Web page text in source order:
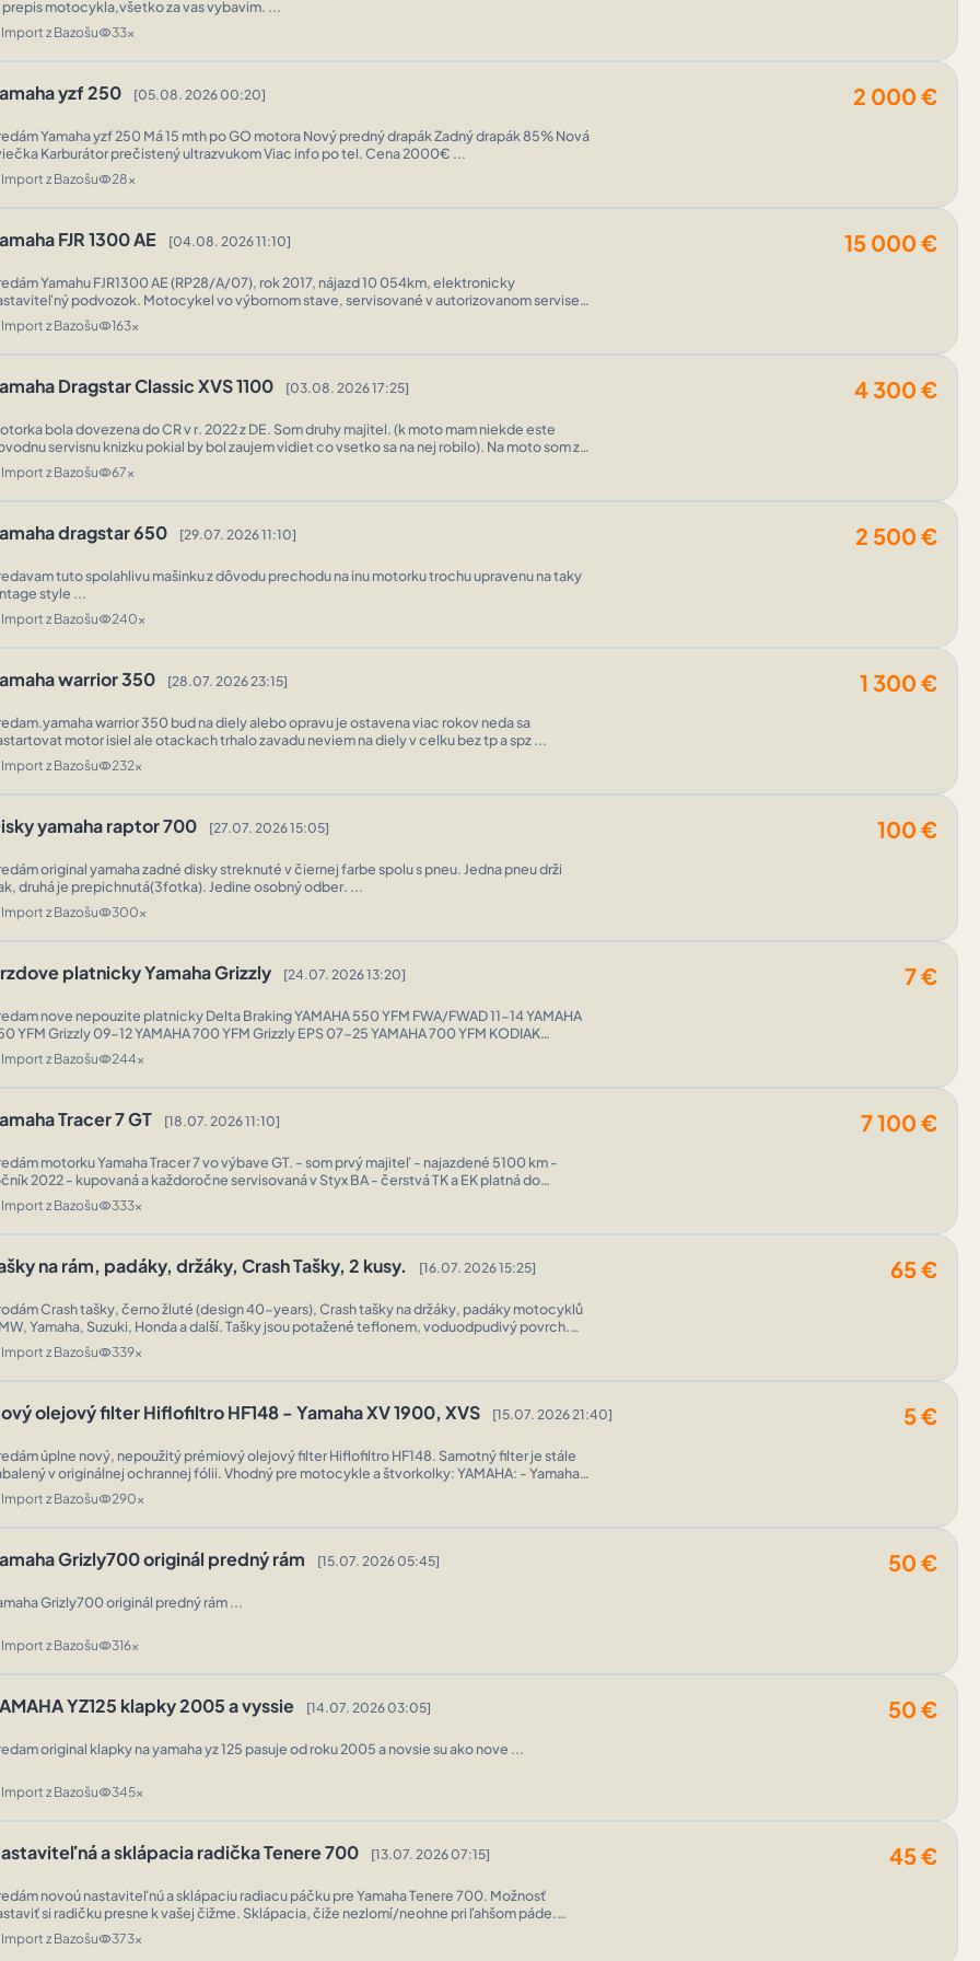
prepis motocykla,všetko za vas vybavim. ...
Import z Bazošuvisibility33x
yzf 250 [05.08. 2026 00:20] 2 000 €
Yamaha yzf 250 Má 15 mth po GO motora Nový predný drapák Zadný drapák 85% Nová
sviečka Karburátor prečistený ultrazvukom Viac info po tel. Cena 2000€ ...
Import z Bazošuvisibility28x
FJR 1300 AE [04.08. 2026 11:10] 15 000 €
Yamahu FJR1300 AE (RP28/A/07), rok 2017, nájazd 10 054km, elektronicky
podvozok. Motocykel vo výbornom stave, servisované v autorizovanom servise.
nepadnutá. Kupované na Slovensku (Považská Bystrica). Dôvod predaja málo využ ...
Import z Bazošuvisibility163x
Dragstar Classic XVS 1100 [03.08. 2026 17:25] 4 300 €
bola dovezena do CR v r. 2022 z DE. Som druhy majitel. (k moto mam niekde este
servisnu knizku pokial by bol zaujem vidiet co vsetko sa na nej robilo). Na moto som za
Import z Bazošuvisibility67x
dragstar 650 [29.07. 2026 11:10] 2 500 €
tuto spolahlivu mašinku z dôvodu prechodu na inu motorku trochu upravenu na taky
style ...
Import z Bazošuvisibility240x
warrior 350 [28.07. 2026 23:15] 1 300 €
warrior 350 bud na diely alebo opravu je ostavena viac rokov neda sa
motor isiel ale otackach trhalo zavadu neviem na diely v celku bez tp a spz ...
Import z Bazošuvisibility232x
yamaha raptor 700 [27.07. 2026 15:05] 100 €
original yamaha zadné disky streknuté v čiernej farbe spolu s pneu. Jedna pneu drži
tlak, druhá je prepichnutá(3fotka). Jedine osobný odber. ...
Import z Bazošuvisibility300x
platnicky Yamaha Grizzly [24.07. 2026 13:20] 7€
nove nepouzite platnicky Delta Braking YAMAHA 550 YFM FWA/FWAD 11-14 YAMAHA
09-12 YAMAHA 700 YFM Grizzly EPS 07-25 YAMAHA 700 YFM KODIAK
EPS SE 16-25 ...
Import z Bazošuvisibility244x
Tracer 7 GT [18.07. 2026 11:10] 7 100 €
motorku Yamaha Tracer 7 vo výbave GT. - som prvý majiteľ - najazdené 5100 km -
2022 - kupovaná a každoročne servisovaná v Styx BA - čerstvá TK a EK platná do
2030 - v bezchybnom stave - po čerstvom servise (olej, filtre, brzdo ...
Import z Bazošuvisibility333x
na rám, padáky, držáky, Crash Tašky, 2 kusy. [16.07. 2026 15:25] 65€
Crash tašky, černo žluté (design 40-years), Crash tašky na držáky, padáky motocyklů
Yamaha, Suzuki, Honda a další. Tašky jsou potažené teflonem, voduodpudivý povrch.
jedné tašky je 5 až 8 litrů, celkem až 16 litrů, rozměry viz ob ...
Import z Bazošuvisibility339x
olejový filter Hiflofiltro HF148 - Yamaha XV 1900, XVS [15.07. 2026 21:40] 5€
úplne nový, nepoužitý prémiový olejový filter Hiflofiltro HF148. Samotný filter je stále
v originálnej ochrannej fólii. Vhodný pre motocykle a štvorkolky: YAMAHA: - Yamaha
1300 (2001 - 2005) - Yamaha XVS 1300 Midnight Star ...
Import z Bazošuvisibility290x
Grizly700 originál predný rám [15.07. 2026 05:45] 50 €
Grizly700 originál predný rám ...
Import z Bazošuvisibility316x
YZ125 klapky 2005 a vyssie [14.07. 2026 03:05] 50 €
original klapky na yamaha yz 125 pasuje od roku 2005 a novsie su ako nove ...
Import z Bazošuvisibility345x
a sklápacia radička Tenere 700 [13.07. 2026 07:15] 45€
novoú nastaviteľnú a sklápaciu radiacu páčku pre Yamaha Tenere 700. Možnosť
si radičku presne k vašej čižme. Sklápacia, čiže nezlomí/neohne pri ľahšom páde.
45€ + poštovné. Pre ďalšie doplnky klikni na moje meno. ...
Import z Bazošuvisibility373x